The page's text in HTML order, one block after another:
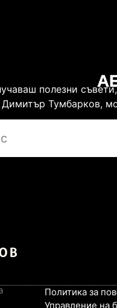
полезни
Димитър Тумбарков,
Политика за
Управление на